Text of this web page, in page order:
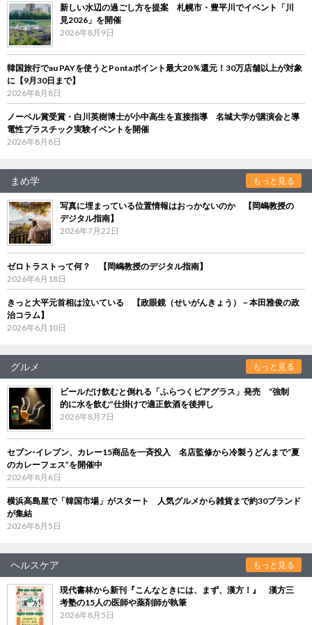
新しい水辺の過ごし方を提案 札幌市・豊平川でイベント「川
見2026」を開催
2026年8月9日
韓国旅行でau PAYを使うとPontaポイント最大20％還元！30万店舗以上が対象
に【9月30日まで】
2026年8月8日
ノーベル賞受賞・白川英樹博士が小中高生を直接指導 名城大学が講演会と導
電性プラスチック実験イベントを開催
2026年8月8日
まめ学 もっと見る
写真に埋まっている位置情報はおっかないのか 【岡嶋教授の
デジタル指南】
2026年7月22日
ゼロトラストって何？ 【岡嶋教授のデジタル指南】
2026年6月18日
きっと大平元首相は泣いている 【政眼鏡（せいがんきょう）－本田雅俊の政
治コラム】
2026年6月10日
グルメ もっと見る
ビールだけ飲むと倒れる「ふらつくビアグラス」発売 “強制
的に水を飲む”仕掛けで適正飲酒を後押し
2026年8月7日
セブン‐イレブン、カレー15商品を一斉投入 名店監修から冷製うどんまで“夏
のカレーフェス”を開催中
2026年8月6日
横浜高島屋で「韓国市場」がスタート 人気グルメから雑貨まで約30ブランド
が集結
2026年8月5日
ヘルスケア もっと見る
現代書林から新刊『こんなときには、まず、漢方！』 漢方三
考塾の15人の医師や薬剤師が執筆
2026年8月5日